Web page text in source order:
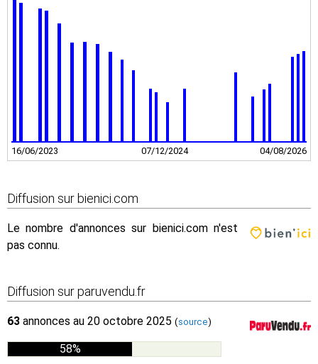
16/06/2023 07/12/2024 04/08/2026
Diffusion sur bienici.com
Le nombre d'annonces sur bienici.com n'est
pas connu.
Diffusion sur paruvendu.fr
63 annonces au 20 octobre 2025 (source)
58%